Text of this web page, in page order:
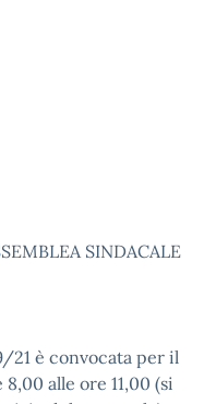
SINDACALE
21 è convocata per il
alle ore 11,00 (si